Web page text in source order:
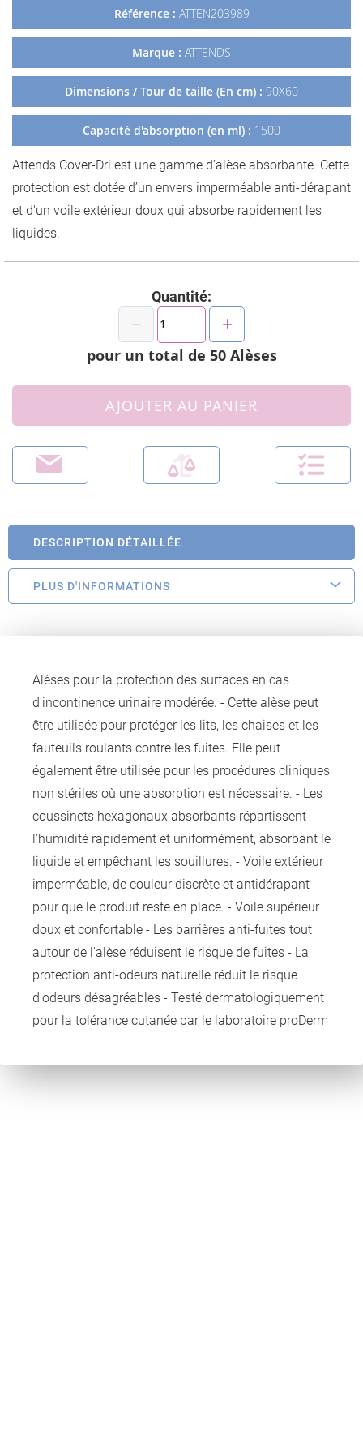
Référence : ATTEN203989
Marque : ATTENDS
Dimensions / Tour de taille (En cm) : 90X60
Capacité d'absorption (en ml) : 1500
Attends Cover-Dri est une gamme d’alèse absorbante. Cette
protection est dotée d’un envers imperméable anti-dérapant
et d'un voile extérieur doux qui absorbe rapidement les
liquides.
Quantité:
pour un total de 50Alèses
AJOUTER AU PANIER
DESCRIPTION DÉTAILLÉE
PLUS D'INFORMATIONS
Alèses pour la protection des surfaces en cas
d'incontinence urinaire modérée. - Cette alèse peut
être utilisée pour protéger les lits, les chaises et les
fauteuils roulants contre les fuites. Elle peut
également être utilisée pour les procédures cliniques
non stériles où une absorption est nécessaire. - Les
coussinets hexagonaux absorbants répartissent
l'humidité rapidement et uniformément, absorbant le
liquide et empêchant les souillures. - Voile extérieur
imperméable, de couleur discrète et antidérapant
pour que le produit reste en place. - Voile supérieur
doux et confortable - Les barrières anti-fuites tout
autour de l'alèse réduisent le risque de fuites - La
protection anti-odeurs naturelle réduit le risque
d'odeurs désagréables - Testé dermatologiquement
pour la tolérance cutanée par le laboratoire proDerm